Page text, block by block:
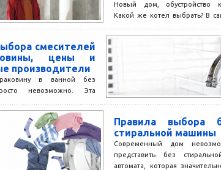
Новый дом, обустройство
Какой же котел выбрать? В
дом подключен к...
смесителей
цены и
производители
раковину в ванной без
невозможно. Эта
воды. Важно
позволяющую делать...
Правила выбора
стиральной машины
Современный дом
представить без
автомата, которая